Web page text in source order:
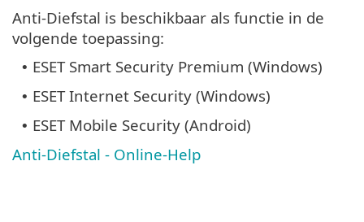
Anti-Diefstal is beschikbaar als functie in de
volgende toepassing:
• ESET Smart Security Premium (Windows)
• ESET Internet Security (Windows)
• ESET Mobile Security (Android)
Anti-Diefstal - Online-Help